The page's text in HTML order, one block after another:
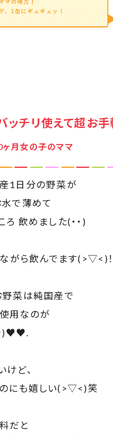
月女の子のママ
1日分の野菜が
水で薄めて
飲めました(・・)
がら飲んでます(>▽<)！)
野菜は純国産で
用なのが
ど、
にも嬉しい(>▽<)笑
だと
甘くなっていて